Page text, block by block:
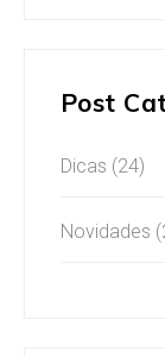
Post
Dicas (24)
Novidades